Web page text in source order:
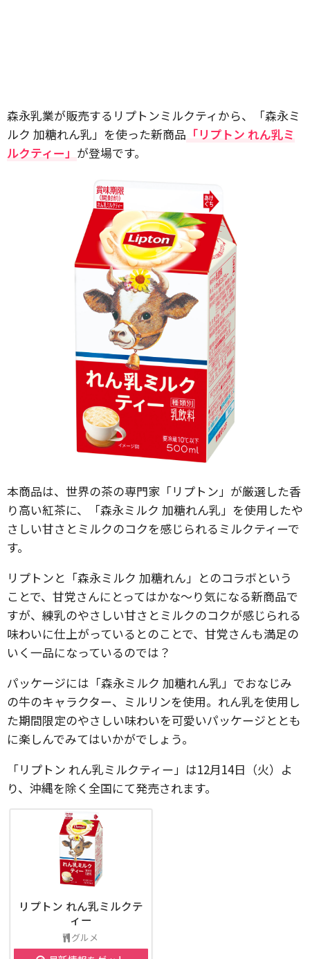
森永乳業が販売するリプトンミルクティから、「森永ミ
ルク 加糖れん乳」を使った新商品 「リプトン れん乳ミ
ルクティー」 が登場です。
本商品は、世界の茶の専門家「リプトン」が厳選した香
り高い紅茶に、「森永ミルク 加糖れん乳」を使用したや
さしい甘さとミルクのコクを感じられるミルクティーで
す。
リプトンと「森永ミルク 加糖れん」とのコラボという
ことで、甘党さんにとってはかな〜り気になる新商品で
すが、練乳のやさしい甘さとミルクのコクが感じられる
味わいに仕上がっているとのことで、甘党さんも満足の
いく一品になっているのでは？
パッケージには「森永ミルク 加糖れん乳」でおなじみ
の牛のキャラクター、ミルリンを使用。れん乳を使用し
た期間限定のやさしい味わいを可愛いパッケージととも
に楽しんでみてはいかがでしょう。
「リプトン れん乳ミルクティー」は12月14日（火）よ
り、沖縄を除く全国にて発売されます。
リプトン れん乳ミルクテ
ィー
グルメ